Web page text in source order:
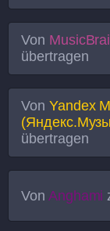
Von
übertragen
Von Yandex
übertragen
Von Anghami